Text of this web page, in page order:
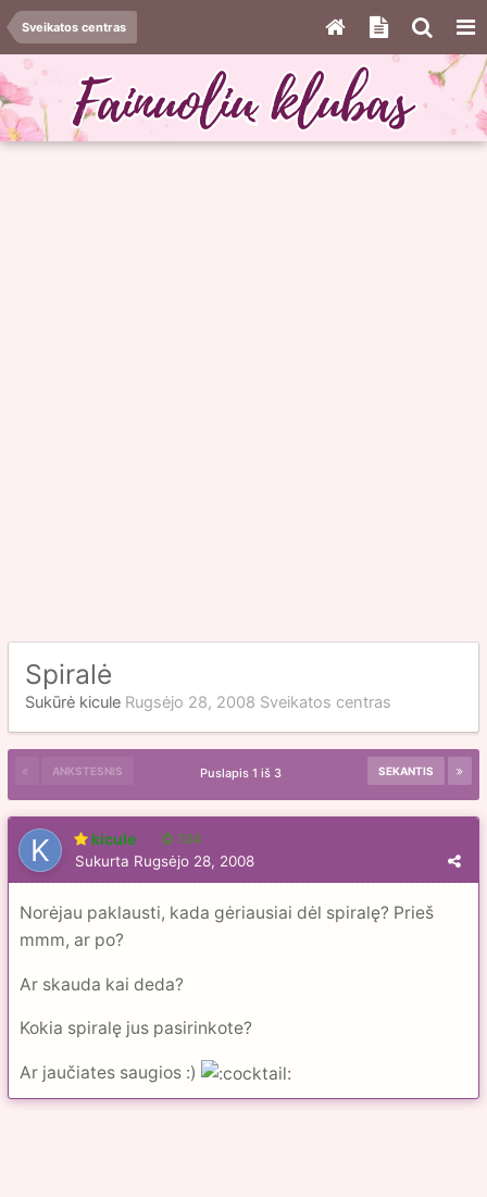
Sveikatos centras
Spiralė
Sukūrė kicule Rugsėjo 28, 2008 Sveikatos centras
ANKSTESNIS SEKANTIS
Puslapis 1 iš 3
kicule 104
Sukurta Rugsėjo 28, 2008
Norėjau paklausti, kada gėriausiai dėl spiralę? Prieš
mmm, ar po?
Ar skauda kai deda?
Kokia spiralę jus pasirinkote?
Ar jaučiates saugios :)